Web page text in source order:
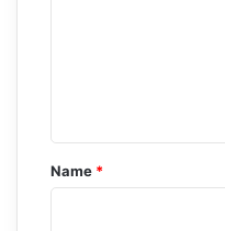
*
Name *